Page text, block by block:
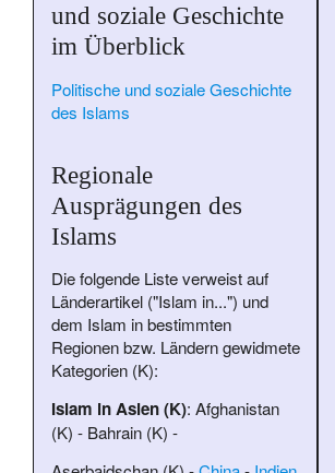
und soziale Geschichte
im Überblick
Politische und soziale Geschichte
des Islams
Regionale
Ausprägungen des
Islams
Die folgende Liste verweist auf
Länderartikel ("Islam in...") und
dem Islam in bestimmten
Regionen bzw. Ländern gewidmete
Kategorien (K):
Islam in Asien (K): Afghanistan
(K) - Bahrain (K) -